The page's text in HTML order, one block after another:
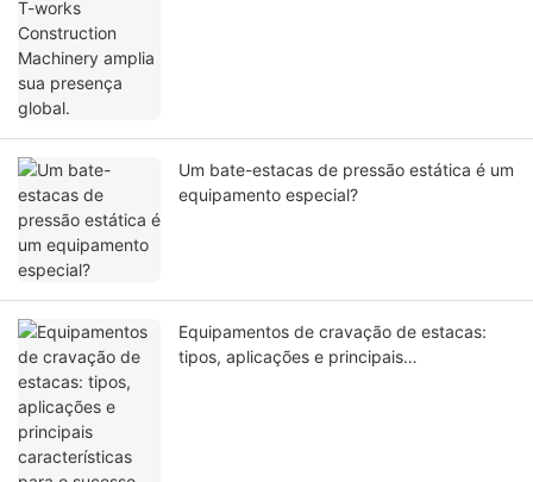
Um bate-estacas de pressão estática é um
equipamento especial?
Equipamentos de cravação de estacas:
tipos, aplicações e principais